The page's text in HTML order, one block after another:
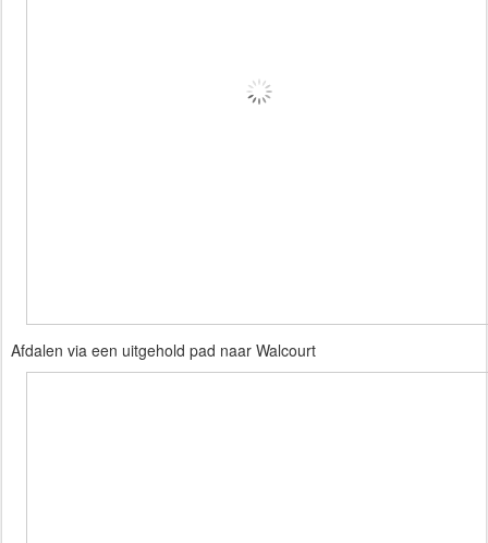
Afdalen via een uitgehold pad naar Walcourt